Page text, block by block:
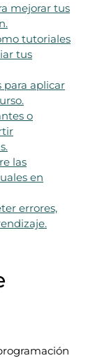
mejorar tus
tutoriales
tus
para aplicar
o
las
en
errores,